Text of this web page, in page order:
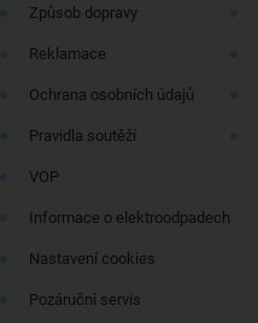
Způsob dopravy
Reklamace
Ochrana osobních údajů
Pravidla soutěží
VOP
Informace o elektroodpadech
Nastavení cookies
Pozáruční servis